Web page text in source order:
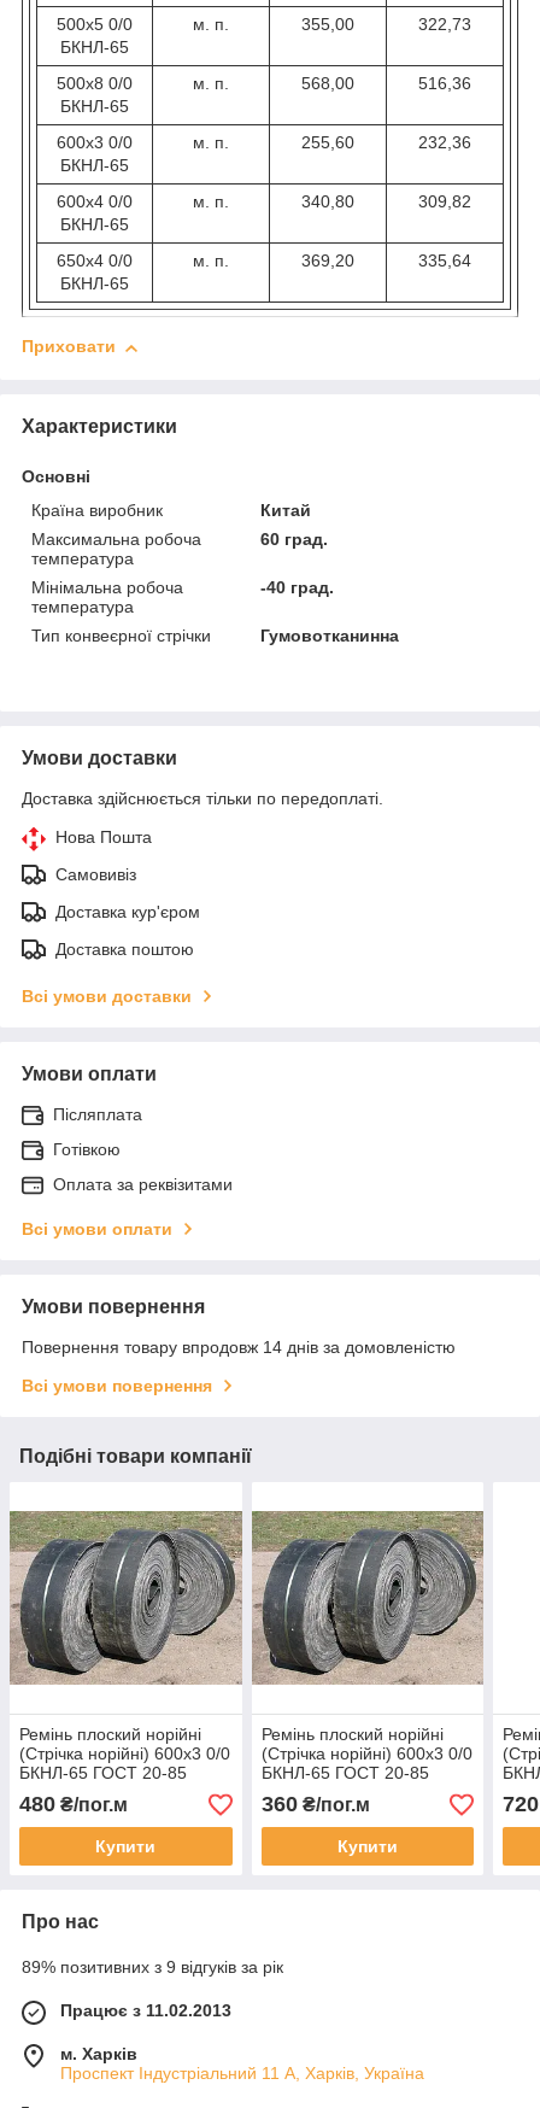
500х5 0/0
БКНЛ-65
м. п. 355,00 322,73
500х8 0/0
БКНЛ-65
м. п. 568,00 516,36
600х3 0/0
БКНЛ-65
м. п. 255,60 232,36
600х4 0/0
БКНЛ-65
м. п. 340,80 309,82
650х4 0/0
БКНЛ-65
м. п. 369,20 335,64
Приховати
Характеристики
Основні
Країна виробник
Китай
Максимальна робоча
температура
60 град.
Мінімальна робоча
температура
-40 град.
Тип конвеєрної стрічки Гумовотканинна
Умови доставки
Доставка здійснюється тільки по передоплаті.
Нова Пошта
Самовивіз
Доставка кур'єром
Доставка поштою
Всі умови доставки
Умови оплати
Післяплата
Готівкою
Оплата за реквізитами
Всі умови оплати
Умови повернення
Повернення товару впродовж 14 днів за домовленістю
Всі умови повернення
Подібні товари компанії
Ремінь плоский норійні
(Стрічка норійні) 600х3 0/0
БКНЛ-65 ГОСТ 20-85
480 ₴/пог.м
Купити
Ремінь плоский норійні
(Стрічка норійні) 600х3 0/0
БКНЛ-65 ГОСТ 20-85
360₴/пог.м
Купити
720
Про нас
89% позитивних з 9 відгуків за рік
Працює з 11.02.2013
м. Харків
Проспект Індустріальний 11 А, Харків, Україна